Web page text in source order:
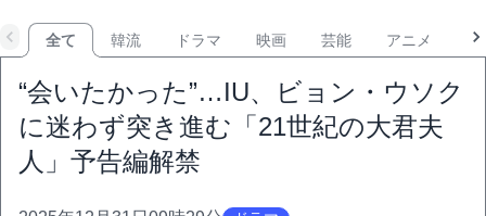
全て 韓流 ドラマ 映画 芸能 アニメ
“会いたかった”…IU、ビョン・ウソク
に迷わず突き進む「21世紀の大君夫
人」予告編解禁